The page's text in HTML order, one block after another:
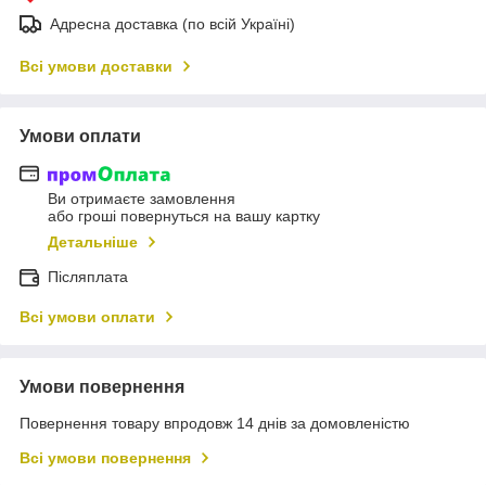
Адресна доставка (по всій Україні)
Всі умови доставки
Умови оплати
Ви отримаєте замовлення
або гроші повернуться на вашу картку
Детальніше
Післяплата
Всі умови оплати
Умови повернення
Повернення товару впродовж 14 днів за домовленістю
Всі умови повернення